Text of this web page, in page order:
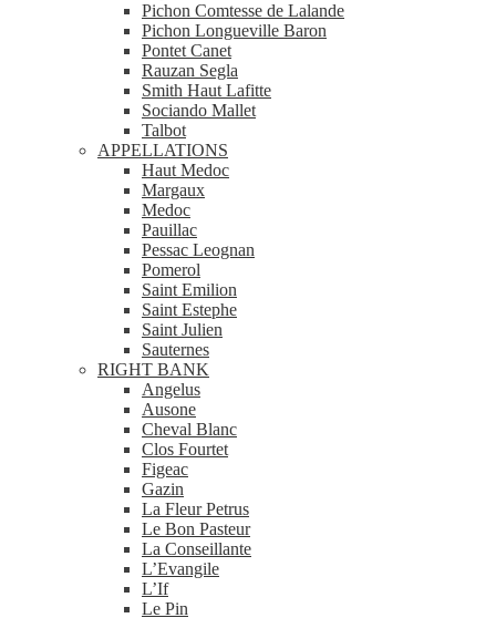
Pichon Comtesse de Lalande
Pichon Longueville Baron
Pontet Canet
Rauzan Segla
Smith Haut Lafitte
Sociando Mallet
Talbot
APPELLATIONS
Haut Medoc
Margaux
Medoc
Pauillac
Pessac Leognan
Pomerol
Saint Emilion
Saint Estephe
Saint Julien
Sauternes
RIGHT BANK
Angelus
Ausone
Cheval Blanc
Clos Fourtet
Figeac
Gazin
La Fleur Petrus
Le Bon Pasteur
La Conseillante
L’Evangile
L’If
Le Pin